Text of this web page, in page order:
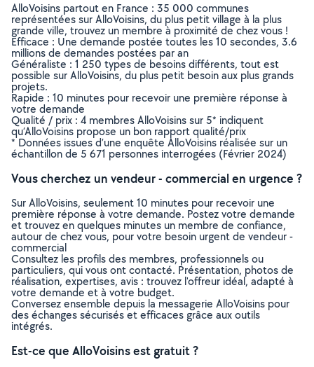
AlloVoisins partout en France : 35 000 communes
représentées sur AlloVoisins, du plus petit village à la plus
grande ville, trouvez un membre à proximité de chez vous !
Efficace : Une demande postée toutes les 10 secondes, 3.6
millions de demandes postées par an
Généraliste : 1 250 types de besoins différents, tout est
possible sur AlloVoisins, du plus petit besoin aux plus grands
projets.
Rapide : 10 minutes pour recevoir une première réponse à
votre demande
Qualité / prix : 4 membres AlloVoisins sur 5* indiquent
qu’AlloVoisins propose un bon rapport qualité/prix
* Données issues d’une enquête AlloVoisins réalisée sur un
échantillon de 5 671 personnes interrogées (Février 2024)
Vous cherchez un vendeur - commercial en urgence ?
Sur AlloVoisins, seulement 10 minutes pour recevoir une
première réponse à votre demande. Postez votre demande
et trouvez en quelques minutes un membre de confiance,
autour de chez vous, pour votre besoin urgent de vendeur -
commercial
Consultez les profils des membres, professionnels ou
particuliers, qui vous ont contacté. Présentation, photos de
réalisation, expertises, avis : trouvez l'offreur idéal, adapté à
votre demande et à votre budget.
Conversez ensemble depuis la messagerie AlloVoisins pour
des échanges sécurisés et efficaces grâce aux outils
intégrés.
Est-ce que AlloVoisins est gratuit ?